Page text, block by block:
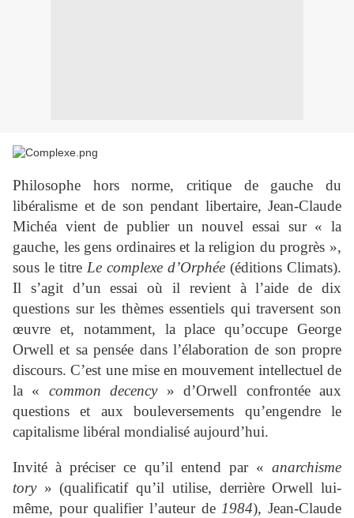
Philosophe hors norme, critique de gauche du
libéralisme et de son pendant libertaire, Jean-Claude
Michéa vient de publier un nouvel essai sur « la
gauche, les gens ordinaires et la religion du progrès »,
sous le titre Le complexe d’Orphée (éditions Climats).
Il s’agit d’un essai où il revient à l’aide de dix
questions sur les thèmes essentiels qui traversent son
œuvre et, notamment, la place qu’occupe George
Orwell et sa pensée dans l’élaboration de son propre
discours. C’est une mise en mouvement intellectuel de
la « common decency» d’Orwell confrontée aux
questions et aux bouleversements qu’engendre le
capitalisme libéral mondialisé aujourd’hui.
Invité à préciser ce qu’il entend par « anarchisme
tory» (qualificatif qu’il utilise, derrière Orwell lui-
même, pour qualifier l’auteur de 1984), Jean-Claude